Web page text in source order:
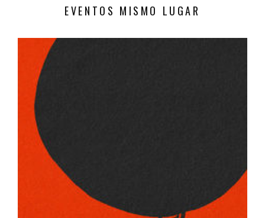
EVENTOS MISMO LUGAR